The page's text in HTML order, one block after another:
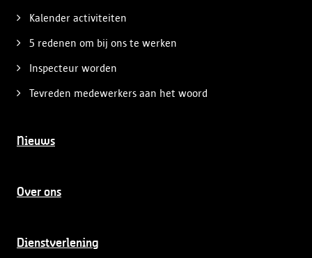
Kalender activiteiten
5 redenen om bij ons te werken
Inspecteur worden
Tevreden medewerkers aan het woord
Nieuws
Over ons
Dienstverlening